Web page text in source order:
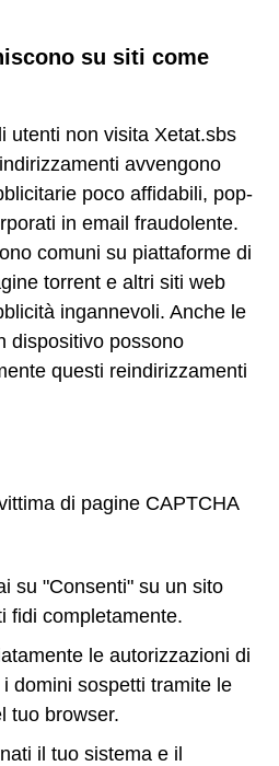
su siti come
utenti non visita Xetat.sbs
avvengono
poco affidabili, pop-
in email fraudolente.
comuni su piattaforme di
torrent e altri siti web
ingannevoli. Anche le
dispositivo possono
questi reindirizzamenti
di pagine CAPTCHA
su "Consenti" su un sito
fidi completamente.
le autorizzazioni di
domini sospetti tramite le
tuo browser.
il tuo sistema e il